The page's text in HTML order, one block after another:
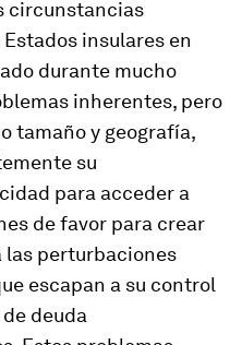
circunstancias
insulares en
durante mucho
inherentes, pero
tamaño y geografía,
su
para acceder a
de favor para crear
las perturbaciones
escapan a su control
deuda